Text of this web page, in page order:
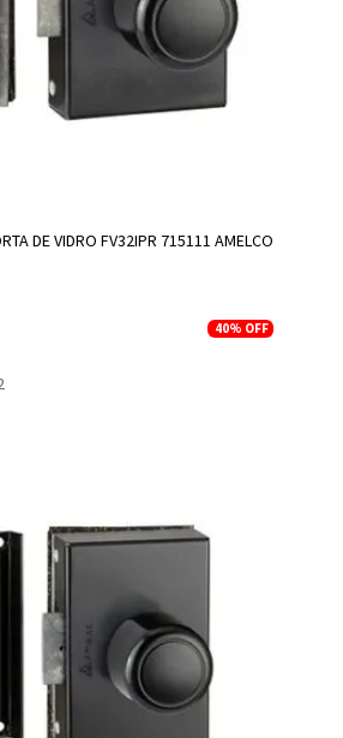
DE VIDRO FV32IPR 715111 AMELCO
40% OFF